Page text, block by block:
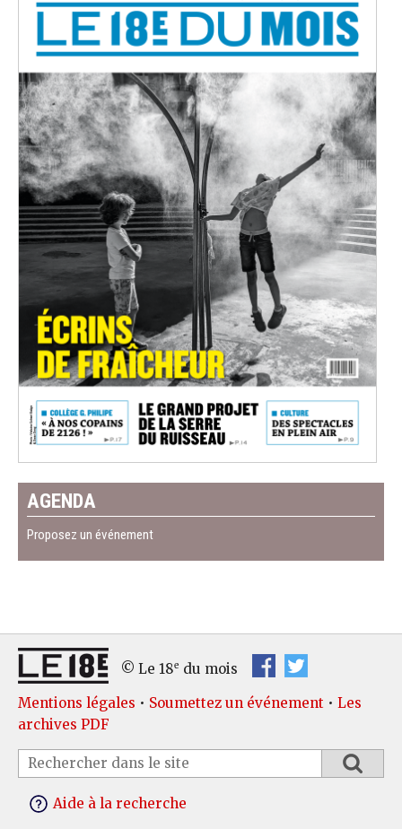
AGENDA
Proposez un événement
© Le 18e du mois
Mentions légales • Soumettez un événement • Les
archives PDF
Aide à la recherche